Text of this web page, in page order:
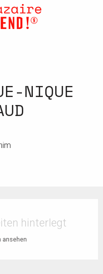
NIQUE
hinterlegt